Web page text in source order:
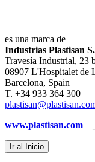
es una marca de
Industrias Plastisan
Travesía Industrial, 23
08907 L'Hospitalet de
Barcelona, Spain
T. +34 933 364 300
www.plastisan.com
Ir al Inicio